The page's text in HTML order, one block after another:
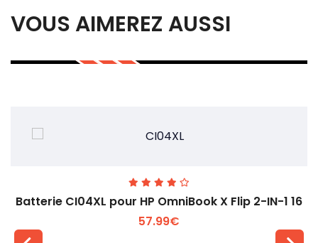
VOUS AIMEREZ AUSSI
Batterie CI04XL pour HP OmniBook X Flip 2-IN-1 16
57.99€